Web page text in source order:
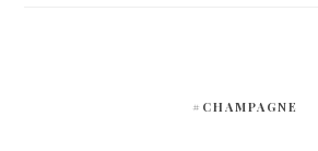
#CHAMPAGNE